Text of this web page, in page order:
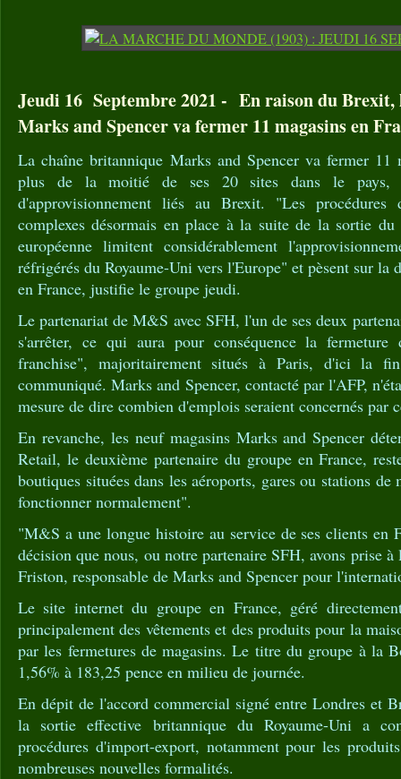
Jeudi 16 Septembre 2021 - En raison du
Marks and Spencer va fermer 11 magasins en
La chaîne britannique Marks and Spencer va fermer 11
plus de la moitié de ses 20 sites dans le pays,
d'approvisionnement liés au Brexit. "Les procédures
complexes désormais en place à la suite de la sortie
européenne limitent considérablement
réfrigérés du Royaume-Uni vers l'Europe" et pèsent sur
en France, justifie le groupe jeudi.
Le partenariat de M&S avec SFH, l'un de ses deux
s'arrêter, ce qui aura pour conséquence la
franchise", majoritairement situés à Paris, d'ici la
communiqué. Marks and Spencer, contacté par l'AFP,
mesure de dire combien d'emplois seraient concernés par
En revanche, les neuf magasins Marks and Spencer
Retail, le deuxième partenaire du groupe en France,
boutiques situées dans les aéroports, gares ou stations
fonctionner normalement".
"M&S a une longue histoire au service de ses clients en
décision que nous, ou notre partenaire SFH, avons prise
Friston, responsable de Marks and Spencer pour
Le site internet du groupe en France, géré
principalement des vêtements et des produits pour la
par les fermetures de magasins. Le titre du groupe à la
1,56% à 183,25 pence en milieu de journée.
En dépit de l'accord commercial signé entre Londres et
la sortie effective britannique du Royaume-Uni a
procédures d'import-export, notamment pour les
nombreuses nouvelles formalités.